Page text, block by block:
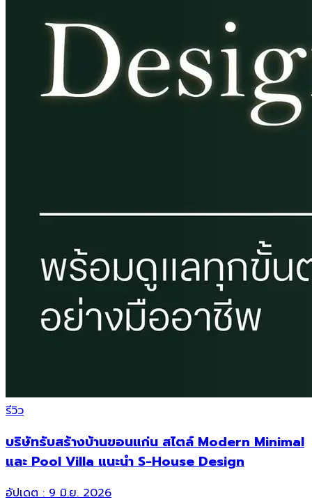
รีวิว
บริษัทรับสร้างบ้านขอนแก่น สไตล์ Modern Minimal
และ Pool Villa แนะนำ S-House Design
อัปเดต :9 มิ.ย. 2026